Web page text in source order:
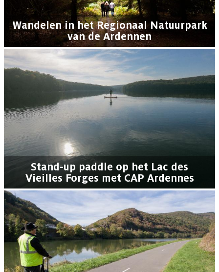
Wandelen in het Regionaal Natuurpark
van de Ardennen
Stand-up paddle op het Lac des
Vieilles Forges met CAP Ardennes